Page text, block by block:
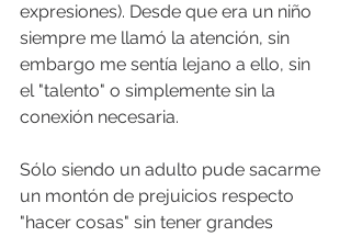
expresiones). Desde que era un niño
siempre me llamó la atención, sin
embargo me sentía lejano a ello, sin
el "talento" o simplemente sin la
conexión necesaria.
Sólo siendo un adulto pude sacarme
un montón de prejuicios respecto
"hacer cosas" sin tener grandes